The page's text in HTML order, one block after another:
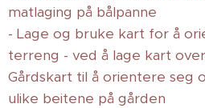
matlaging på bålpanne
- Lage og bruke kart for å
terreng - ved å lage kart
Gårdskart til å orientere seg
ulike beitene på gården